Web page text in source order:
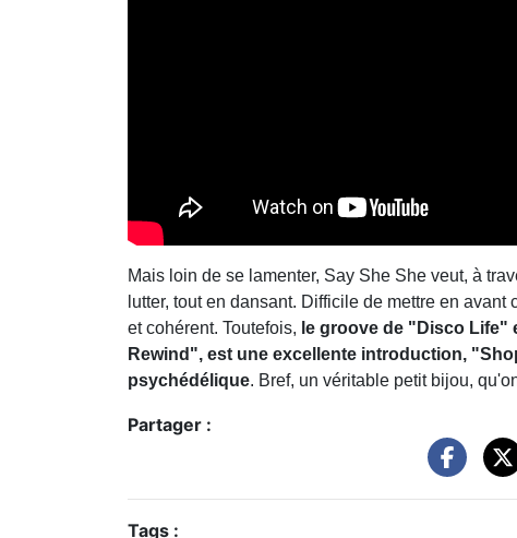
Mais loin de se lamenter, Say She She veut, à
lutter, tout en dansant. Difficile de mettre en
et cohérent. Toutefois, le groove de "Disco Life"
Rewind", est une excellente introduction,
psychédélique. Bref, un véritable petit bijou,
Partager :
Tags :